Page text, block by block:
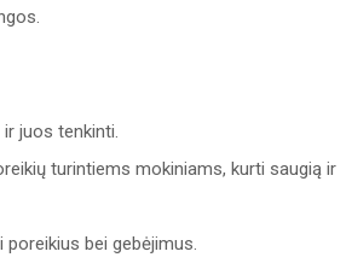
juos tenkinti.
turintiems mokiniams, kurti saugią ir
bei gebėjimus.